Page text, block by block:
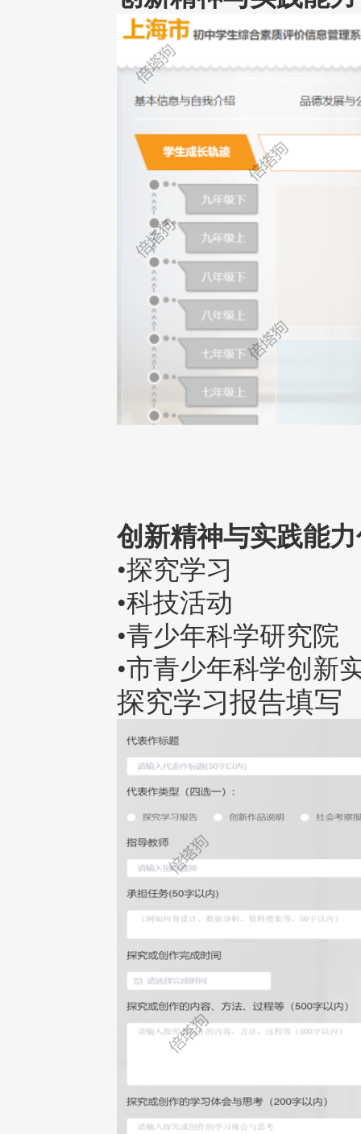
创新精神与实践能
•探究学习
•科技活动
•青少年科学研究院
•市青少年科学创新
探究学习报告填写